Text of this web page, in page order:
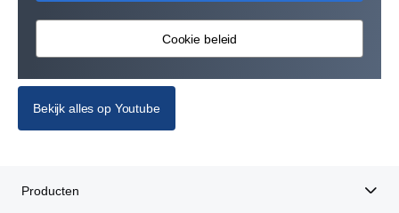
Cookie beleid
Bekijk alles op Youtube
Producten